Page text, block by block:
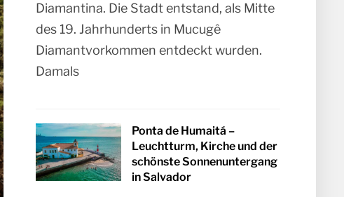
Diamantina. Die Stadt entstand, als Mitte
des 19. Jahrhunderts in Mucugê
Diamantvorkommen entdeckt wurden.
Damals
Ponta de Humaitá –
Leuchtturm, Kirche und der
schönste Sonnenuntergang
in Salvador